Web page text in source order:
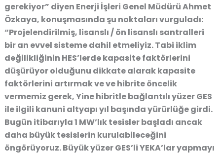
gerekiyor” diyen Enerji İşleri Genel Müdürü Ahmet
Özkaya, konuşmasında şu noktaları vurguladı:
“Projelendirilmiş, lisanslı / ön lisanslı santralleri
bir an evvel sisteme dahil etmeliyiz. Tabi iklim
değilikliğinin HES’lerde kapasite faktörlerini
düşürüyor olduğunu dikkate alarak kapasite
faktörlerini artırmak ve ve hibrite öncelik
vermemiz gerek, Yine hibritle bağlantılı yüzer GES
ile ilgili kanuni altyapı yıl başında yürürlüğe girdi.
Bugün itibarıyla 1 MW’lık tesisler başladı ancak
daha büyük tesislerin kurulabileceğini
öngörüyoruz. Büyük yüzer GES’li YEKA’lar yapmayı